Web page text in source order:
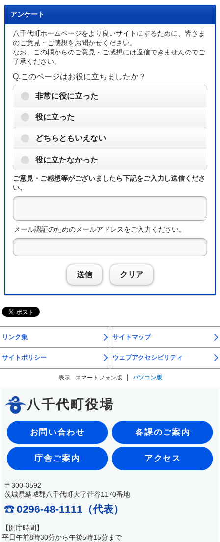
アンケート
八千代町ホームページをより良いサイトにするために、皆さま
のご意見・ご感想をお聞かせください。
なお、この欄からのご意見・ご感想には返信できませんのでご
了承ください。
Q.このページはお役に立ちましたか？
非常に役に立った
役に立った
どちらともいえない
役に立たなかった
ご意見・ご感想等がございましたら下記をご入力し送信くださ
い。
メール認証のためのメールアドレスをご入力ください。
送信 クリア
リンク集 サイトマップ
サイトポリシー ウェブアクセシビリティ
表示 スマートフォン版 パソコン版
八千代町役場
お問い合わせ 各課のご案内
庁舎ご案内 アクセス
〒300-3592
茨城県結城郡八千代町大字菅谷1170番地
0296-48-1111（代表）
【開庁時間】
平日午前8時30分から午後5時15分まで